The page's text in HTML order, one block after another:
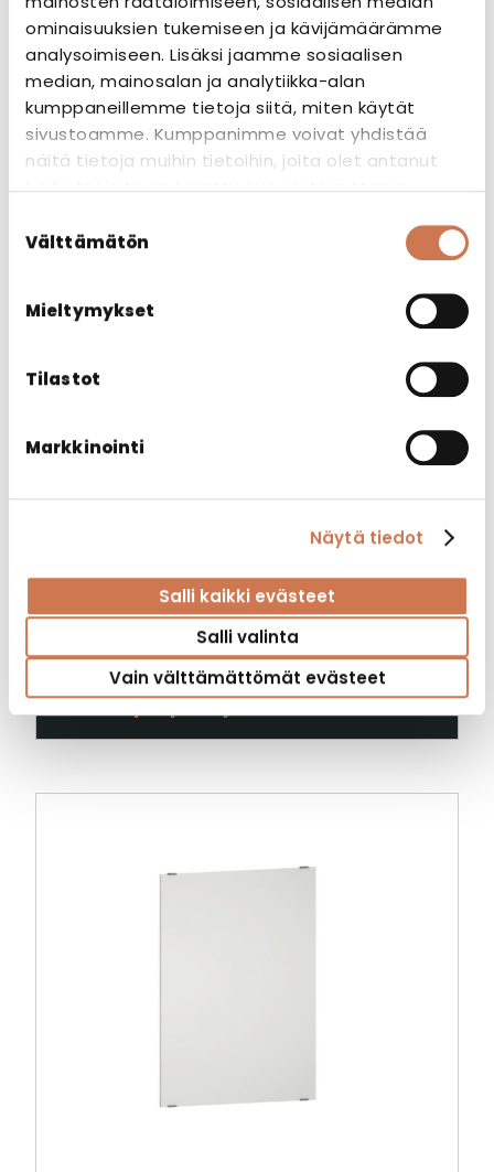
ominaisuuksien tukemiseen ja kävijämäärämme
analysoimiseen. Lisäksi jaamme sosiaalisen
median, mainosalan ja analytiikka-alan
kumppaneillemme tietoja siitä, miten käytät
sivustoamme. Kumppanimme voivat yhdistää
näitä tietoja muihin tietoihin, joita olet antanut
valinta
Välttämätön
Mieltymykset
Tilastot
Markkinointi
Näytä tiedot
Salli kaikki evästeet
Salli valinta
Vain välttämättömät evästeet
PEILI FACIL 600 X 600
Peilikaapit, peilit ja valaisimet, Peilit
PEILI VERRE KALLISTETTAVA KP 600
Peilikaapit, peilit ja valaisimet, Peilit